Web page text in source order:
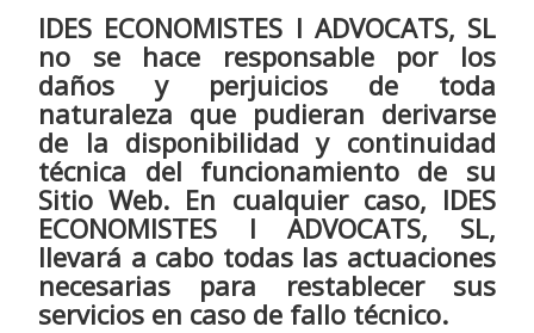
IDES ECONOMISTES I ADVOCATS, SL
no se hace responsable por los
daños y perjuicios de toda
naturaleza que pudieran derivarse
de la disponibilidad y continuidad
técnica del funcionamiento de su
Sitio Web. En cualquier caso, IDES
ECONOMISTES I ADVOCATS, SL,
llevará a cabo todas las actuaciones
necesarias para restablecer sus
servicios en caso de fallo técnico.